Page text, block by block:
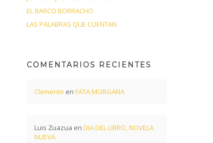
EL BARCO BORRACHO
LAS PALABRAS QUE CUENTAN
COMENTARIOS RECIENTES
Clemente enFATA MORGANA
Luis Zuazua enDIA DEL LIBRO, NOVELA
NUEVA